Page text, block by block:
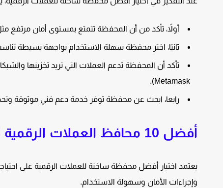
أولاً، تأكد من أن المحفظة تتمتع بمستوى أمان مرتفع
ثانيًا، اختر محفظة سهلة الاستخدام بواجهة بسيطة
تأكد أن المحفظة تدعم العملات التي تريد تخزينها
Metamask).
رابعا، ابحث عن محفظة توفر خدمة دعم فني موثوقة
أفضل 10 محافظ العملات الرقمية الساخنة
يعتمد اختيار أفضل محفظة ساخنة للعملات الرقمية على
وإجراءات الأمان وسهولة الاستخدام.